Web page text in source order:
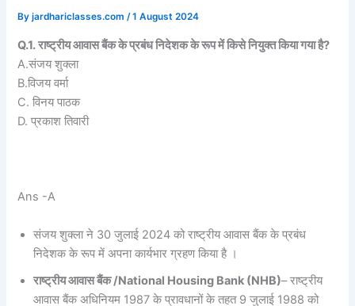
Byjardhariclasses.com/1 August 2024
Q.1. राष्ट्रीय आवास बैंक के प्रबंध निदेशक के रूप में किसे नियुक्त किया गया है?
A.संजय शुक्ला
B.विजय वर्मा
C. विनय पाठक
D. प्रकाश तिवारी
Ans -A
संजय शुक्ला ने 30 जुलाई 2024 को राष्ट्रीय आवास बैंक के प्रबंध
निदेशक के रूप में अपना कार्यभार ग्रहण किया है ।
राष्ट्रीय आवास बैंक /National Housing Bank (NHB)– राष्ट्रीय
आवास बैंक अधिनियम 1987 के प्रावधानों के तहत 9 जुलाई 1988 को